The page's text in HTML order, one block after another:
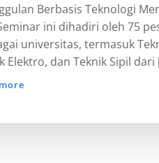
Berbasis Teknologi
ini dihadiri oleh 75
universitas, termasuk
Elektro, dan Teknik Sipil dari